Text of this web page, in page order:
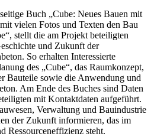
Buch „Cube: Neues Bauen mit
vielen Fotos und Texten den Bau
stellt die am Projekt beteiligten
und Zukunft der
So erhalten Interessierte
des „Cube“, das Raumkonzept,
Bauteile sowie die Anwendung und
Am Ende des Buches sind Daten
mit Kontaktdaten aufgeführt.
Verwaltung und Bauindustrie
der Zukunft informieren, das im
Ressourceneffizienz steht.